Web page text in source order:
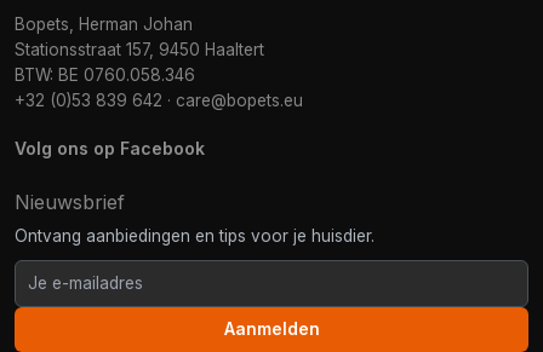
Bopets, Herman Johan
Stationsstraat 157, 9450 Haaltert
BTW: BE 0760.058.346
+32 (0)53 839 642 · care@bopets.eu
Volg ons op Facebook
Nieuwsbrief
Ontvang aanbiedingen en tips voor je huisdier.
Aanmelden